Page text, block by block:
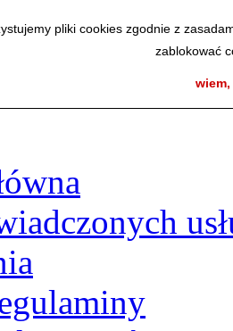
pliki cookies zgodnie z
zablokować